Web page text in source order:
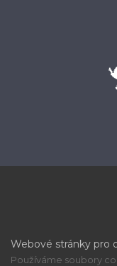
Webové stránky pro
Používáme soubory